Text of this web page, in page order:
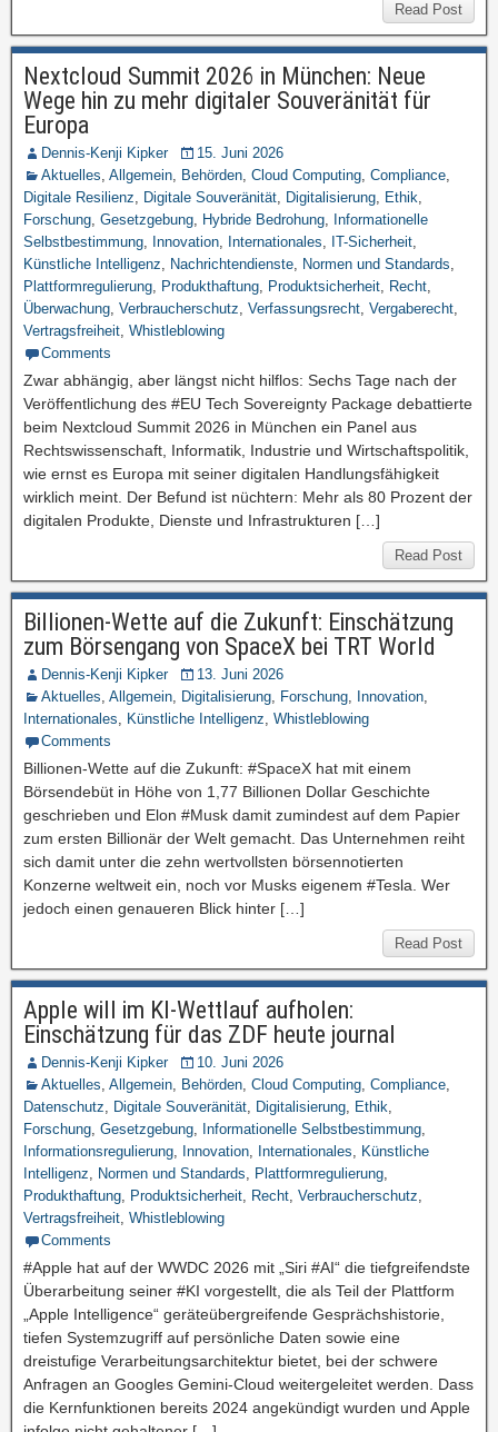
Read Post
Nextcloud Summit 2026 in München: Neue
Wege hin zu mehr digitaler Souveränität für
Europa
Dennis-Kenji Kipker
15. Juni 2026
Aktuelles, Allgemein, Behörden, Cloud Computing, Compliance,
Digitale Resilienz, Digitale Souveränität, Digitalisierung, Ethik,
Forschung, Gesetzgebung, Hybride Bedrohung, Informationelle
Selbstbestimmung, Innovation, Internationales, IT-Sicherheit,
Künstliche Intelligenz, Nachrichtendienste, Normen und Standards,
Plattformregulierung, Produkthaftung, Produktsicherheit, Recht,
Überwachung, Verbraucherschutz, Verfassungsrecht, Vergaberecht,
Vertragsfreiheit, Whistleblowing
Comments
Zwar abhängig, aber längst nicht hilflos: Sechs Tage nach der
Veröffentlichung des #EU Tech Sovereignty Package debattierte
beim Nextcloud Summit 2026 in München ein Panel aus
Rechtswissenschaft, Informatik, Industrie und Wirtschaftspolitik,
wie ernst es Europa mit seiner digitalen Handlungsfähigkeit
wirklich meint. Der Befund ist nüchtern: Mehr als 80 Prozent der
digitalen Produkte, Dienste und Infrastrukturen […]
Read Post
Billionen-Wette auf die Zukunft: Einschätzung
zum Börsengang von SpaceX bei TRT World
Dennis-Kenji Kipker
13. Juni 2026
Aktuelles, Allgemein, Digitalisierung, Forschung, Innovation,
Internationales, Künstliche Intelligenz, Whistleblowing
Comments
Billionen-Wette auf die Zukunft: #SpaceX hat mit einem
Börsendebüt in Höhe von 1,77 Billionen Dollar Geschichte
geschrieben und Elon #Musk damit zumindest auf dem Papier
zum ersten Billionär der Welt gemacht. Das Unternehmen reiht
sich damit unter die zehn wertvollsten börsennotierten
Konzerne weltweit ein, noch vor Musks eigenem #Tesla. Wer
jedoch einen genaueren Blick hinter […]
Read Post
Apple will im KI-Wettlauf aufholen:
Einschätzung für das ZDF heute journal
Dennis-Kenji Kipker
10. Juni 2026
Aktuelles, Allgemein, Behörden, Cloud Computing, Compliance,
Datenschutz, Digitale Souveränität, Digitalisierung, Ethik,
Forschung, Gesetzgebung, Informationelle Selbstbestimmung,
Informationsregulierung, Innovation, Internationales, Künstliche
Intelligenz, Normen und Standards, Plattformregulierung,
Produkthaftung, Produktsicherheit, Recht, Verbraucherschutz,
Vertragsfreiheit, Whistleblowing
Comments
#Apple hat auf der WWDC 2026 mit „Siri #AI“ die tiefgreifendste
Überarbeitung seiner #KI vorgestellt, die als Teil der Plattform
„Apple Intelligence“ geräteübergreifende Gesprächshistorie,
tiefen Systemzugriff auf persönliche Daten sowie eine
dreistufige Verarbeitungsarchitektur bietet, bei der schwere
Anfragen an Googles Gemini-Cloud weitergeleitet werden. Dass
die Kernfunktionen bereits 2024 angekündigt wurden und Apple